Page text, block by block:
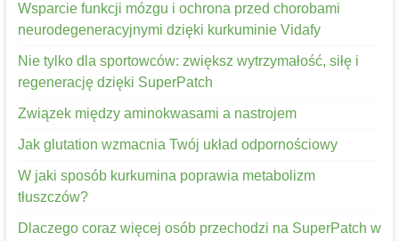
Wsparcie funkcji mózgu i ochrona przed chorobami
neurodegeneracyjnymi dzięki kurkuminie Vidafy
Nie tylko dla sportowców: zwiększ wytrzymałość, siłę i
regenerację dzięki SuperPatch
Związek między aminokwasami a nastrojem
Jak glutation wzmacnia Twój układ odpornościowy
W jaki sposób kurkumina poprawia metabolizm
tłuszczów?
Dlaczego coraz więcej osób przechodzi na SuperPatch w